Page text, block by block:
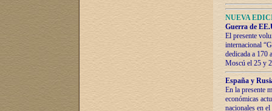
NUEVA
Guerra de
El presente
internacional
dedicada a 170
Moscú el 25 y
España y
En la presente
económicas
nacionales en